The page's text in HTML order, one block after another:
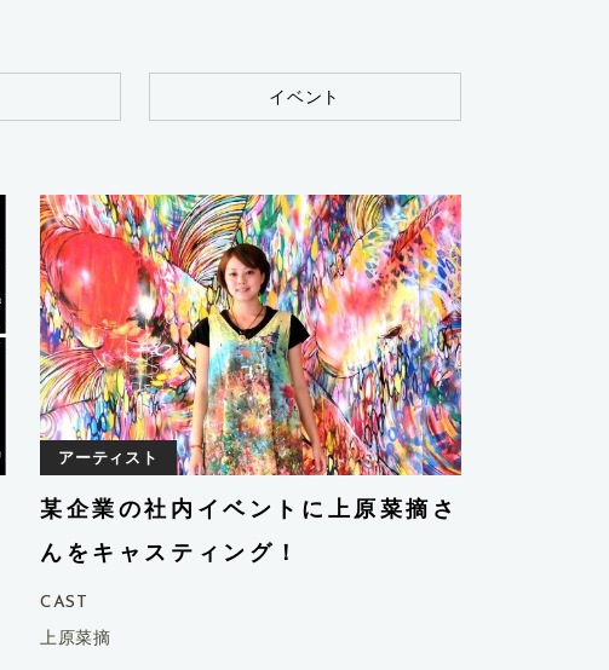
イベント
アーティスト
某企業の社内イベントに上原菜摘さ
んをキャスティング！
CAST
上原菜摘